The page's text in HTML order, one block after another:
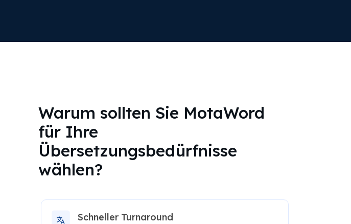
Warum sollten Sie MotaWord
für Ihre
Übersetzungsbedürfnisse
wählen?
Schneller Turnaround